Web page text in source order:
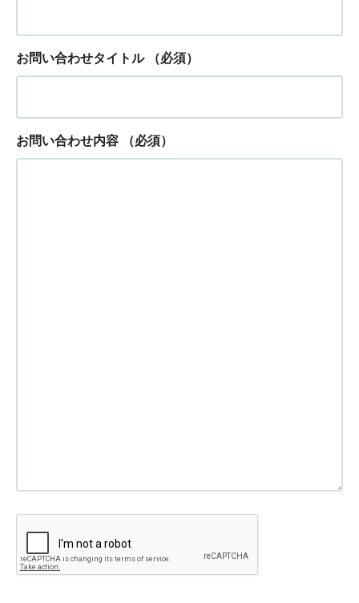
お問い合わせタイトル （必須）
お問い合わせ内容 （必須）